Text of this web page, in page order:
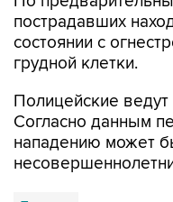
состоянии с
грудной клетки.
Полицейские ведут
нападению может
Таиланд